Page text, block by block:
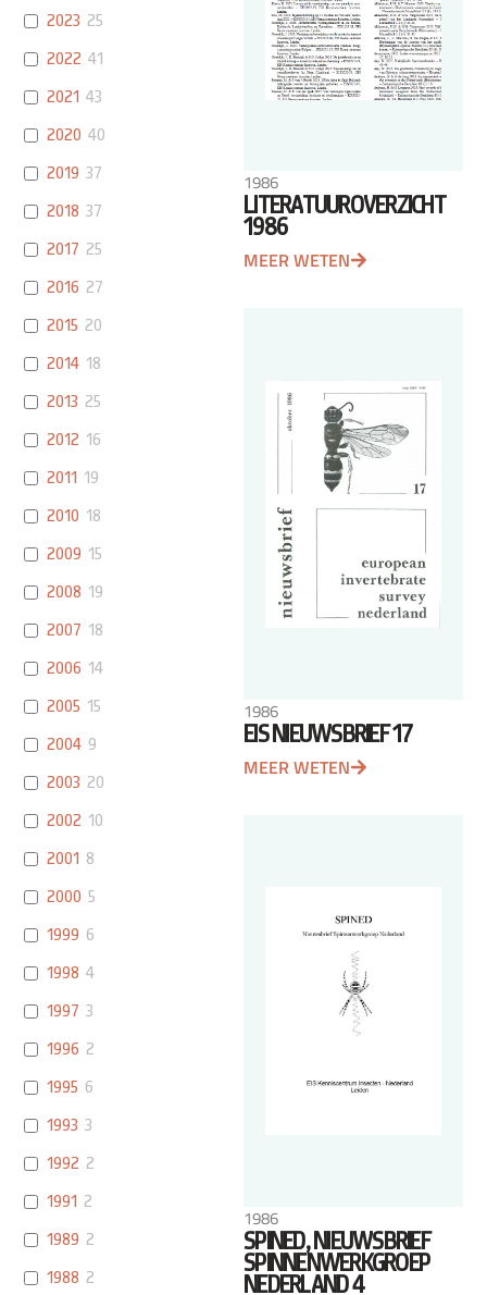
2023 25
2022 41
2021 43
2020 40
2019 37
2018 37
2017 25
2016 27
2015 20
2014 18
2013 25
2012 16
2011 19
2010 18
2009 15
2008 19
2007 18
2006 14
2005 15
2004 9
2003 20
2002 10
2001 8
2000 5
1999 6
1998 4
1997 3
1996 2
1995 6
1993 3
1992 2
1991 2
1989 2
1988 2
1986
LITERATUUROVERZICHT
1986
MEER WETEN
1986
EIS NIEUWSBRIEF 17
MEER WETEN
1986
SPINED, NIEUWSBRIEF
SPINNENWERKGROEP
NEDERLAND 4